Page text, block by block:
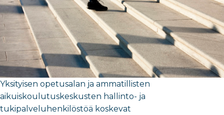
Yksityisen opetusalan ja ammatillisten
aikuiskoulutuskeskusten hallinto- ja
tukipalveluhenkilöstöä koskevat